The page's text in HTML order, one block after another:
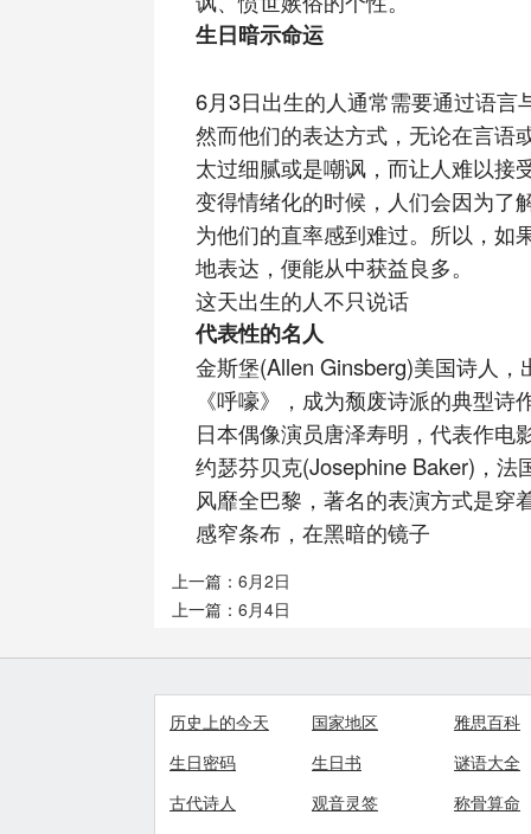
生日暗示命运
6月3日出生的人通常需要通过语言
然而他们的表达方式，无论在言语
太过细腻或是嘲讽，而让人难以接
变得情绪化的时候，人们会因为了
为他们的直率感到难过。所以，如
地表达，便能从中获益良多。
这天出生的人不只说话
代表性的名人
金斯堡(Allen Ginsberg)美国诗人，
《呼嚎》，成为颓废诗派的典型诗
日本偶像演员唐泽寿明，代表作电
约瑟芬贝克(Josephine Baker)，法
风靡全巴黎，著名的表演方式是穿
感窄条布，在黑暗的镜子
上一篇： 6月2日
上一篇： 6月4日
历史上的今天 国家地区
雅思百科
生日密码
生日书
谜语大全
古代诗人
观音灵签
称骨算命